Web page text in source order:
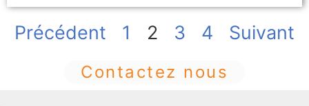
Précédent 1 2 3 4 Suivant
Contactez nous